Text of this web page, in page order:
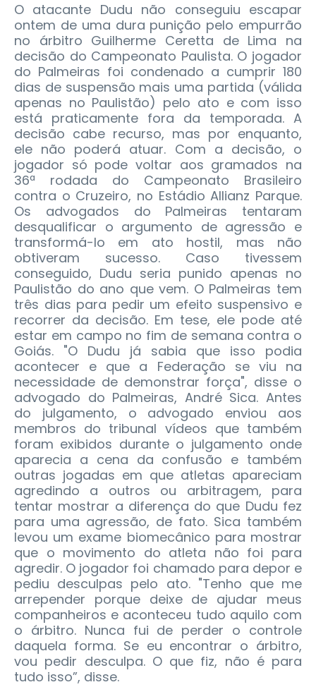
O atacante Dudu não conseguiu escapar
ontem de uma dura punição pelo empurrão
no árbitro Guilherme Ceretta de Lima na
decisão do Campeonato Paulista. O jogador
do Palmeiras foi condenado a cumprir 180
dias de suspensão mais uma partida (válida
apenas no Paulistão) pelo ato e com isso
está praticamente fora da temporada. A
decisão cabe recurso, mas por enquanto,
ele não poderá atuar. Com a decisão, o
jogador só pode voltar aos gramados na
36ª rodada do Campeonato Brasileiro
contra o Cruzeiro, no Estádio Allianz Parque.
Os advogados do Palmeiras tentaram
desqualificar o argumento de agressão e
transformá-lo em ato hostil, mas não
obtiveram sucesso. Caso tivessem
conseguido, Dudu seria punido apenas no
Paulistão do ano que vem. O Palmeiras tem
três dias para pedir um efeito suspensivo e
recorrer da decisão. Em tese, ele pode até
estar em campo no fim de semana contra o
Goiás. "O Dudu já sabia que isso podia
acontecer e que a Federação se viu na
necessidade de demonstrar força", disse o
advogado do Palmeiras, André Sica. Antes
do julgamento, o advogado enviou aos
membros do tribunal vídeos que também
foram exibidos durante o julgamento onde
aparecia a cena da confusão e também
outras jogadas em que atletas apareciam
agredindo a outros ou arbitragem, para
tentar mostrar a diferença do que Dudu fez
para uma agressão, de fato. Sica também
levou um exame biomecânico para mostrar
que o movimento do atleta não foi para
agredir. O jogador foi chamado para depor e
pediu desculpas pelo ato. "Tenho que me
arrepender porque deixe de ajudar meus
companheiros e aconteceu tudo aquilo com
o árbitro. Nunca fui de perder o controle
daquela forma. Se eu encontrar o árbitro,
vou pedir desculpa. O que fiz, não é para
tudo isso”, disse.